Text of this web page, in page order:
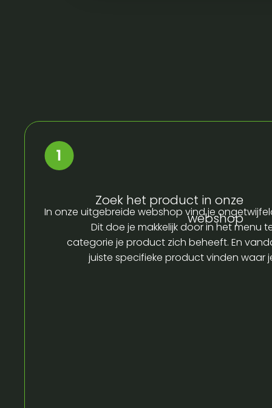
Zoek het product in onze
webshop
In onze uitgebreide webshop vind je
Dit doe je makkelijk door in het menu
categorie je product zich beheeft. En
juiste specifieke product vinden waar